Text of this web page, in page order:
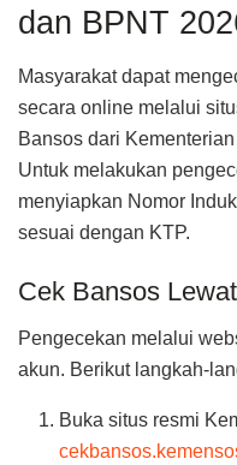
dan BPNT
Masyarakat dapat
secara online melalui
Bansos dari
Untuk melakukan
menyiapkan Nomor
sesuai dengan KTP.
Cek Bansos
Pengecekan melalui
akun. Berikut langkah-
Buka situs resmi